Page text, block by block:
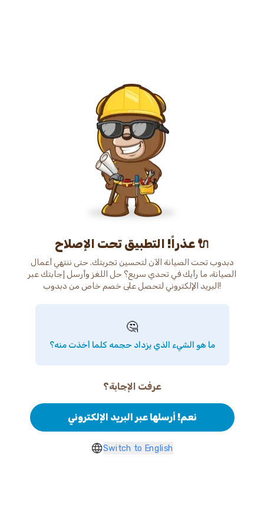
عذراً! التطبيق تحت الإصلاح 🔌
دبدوب تحت الصيانة الآن لتحسين تجربتك. حتى ننتهي أعمال
الصيانة، ما رأيك في تحدي سريع؟ حل اللغز وأرسل إجابتك عبر
البريد الإلكتروني لتحصل على خصم خاص من دبدوب!
🤔
ما هو الشيء الذي يزداد حجمه كلما أخذت منه؟
عرفت الإجابة؟
نعم! أرسلها عبر البريد الإلكتروني
Switch to English